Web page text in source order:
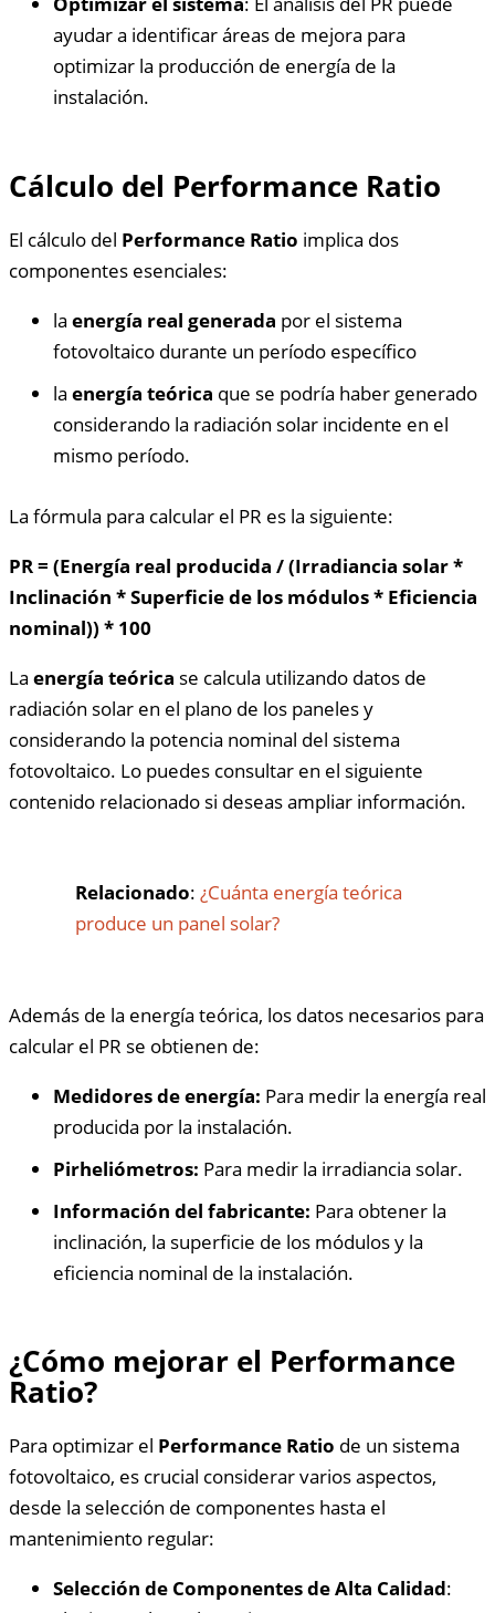
ayudar a identificar áreas de mejora para
optimizar la producción de energía de la
instalación.
Cálculo del Performance Ratio
El cálculo del Performance Ratio implica dos
componentes esenciales:
la energía real generada por el sistema
fotovoltaico durante un período específico
la energía teórica que se podría haber generado
considerando la radiación solar incidente en el
mismo período.
La fórmula para calcular el PR es la siguiente:
PR = (Energía real producida / (Irradiancia solar *
Inclinación * Superficie de los módulos * Eficiencia
nominal)) * 100
La energía teórica se calcula utilizando datos de
radiación solar en el plano de los paneles y
considerando la potencia nominal del sistema
fotovoltaico. Lo puedes consultar en el siguiente
contenido relacionado si deseas ampliar información.
Relacionado:¿Cuánta energía teórica
produce un panel solar?
Además de la energía teórica, los datos necesarios para
calcular el PR se obtienen de:
Medidores de energía: Para medir la energía real
producida por la instalación.
Pirheliómetros: Para medir la irradiancia solar.
Información del fabricante: Para obtener la
inclinación, la superficie de los módulos y la
eficiencia nominal de la instalación.
¿Cómo mejorar el Performance
Ratio?
Para optimizar el Performance Ratio de un sistema
fotovoltaico, es crucial considerar varios aspectos,
desde la selección de componentes hasta el
mantenimiento regular:
Selección de Componentes de Alta Calidad: